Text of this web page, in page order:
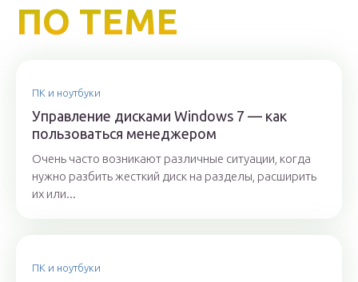
ПО ТЕМЕ
ПК и ноутбуки
Управление дисками Windows 7 — как
пользоваться менеджером
Очень часто возникают различные ситуации, когда
нужно разбить жесткий диск на разделы, расширить
их или...
ПК и ноутбуки